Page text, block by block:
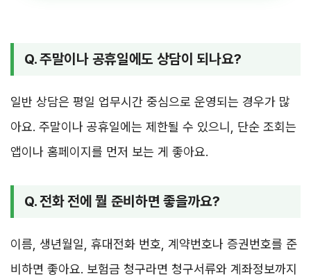
Q. 주말이나 공휴일에도 상담이 되나요?
일반 상담은 평일 업무시간 중심으로 운영되는 경우가 많
아요. 주말이나 공휴일에는 제한될 수 있으니, 단순 조회는
앱이나 홈페이지를 먼저 보는 게 좋아요.
Q. 전화 전에 뭘 준비하면 좋을까요?
이름, 생년월일, 휴대전화 번호, 계약번호나 증권번호를 준
비하면 좋아요. 보험금 청구라면 청구서류와 계좌정보까지